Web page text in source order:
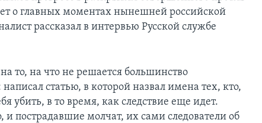
о главных моментах нынешней российской
рассказал в интервью Русской службе
то, на что не решается большинство
статью, в которой назвал имена тех, кто,
убить, в то время, как следствие еще идет.
и пострадавшие молчат, их сами следователи об